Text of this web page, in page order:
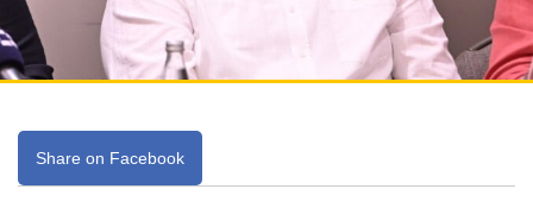
Share on Facebook